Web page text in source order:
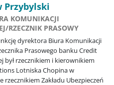
Przybylski
KOMUNIKACJI
RZECZNIK PRASOWY
dyrektora Biura Komunikacji
Prasowego banku Credit
był rzecznikiem i kierownikiem
Lotniska Chopina w
rzecznikiem Zakładu Ubezpieczeń